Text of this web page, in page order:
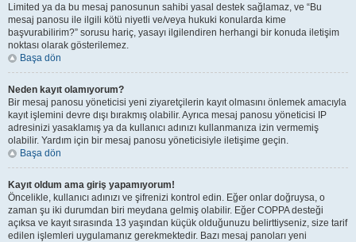
Limited ya da bu mesaj panosunun sahibi yasal destek sağlamaz, ve “Bu
mesaj panosu ile ilgili kötü niyetli ve/veya hukuki konularda kime
başvurabilirim?” sorusu hariç, yasayı ilgilendiren herhangi bir konuda iletişim
noktası olarak gösterilemez.
Başa dön
Neden kayıt olamıyorum?
Bir mesaj panosu yöneticisi yeni ziyaretçilerin kayıt olmasını önlemek amacıyla
kayıt işlemini devre dışı bırakmış olabilir. Ayrıca mesaj panosu yöneticisi IP
adresinizi yasaklamış ya da kullanıcı adınızı kullanmanıza izin vermemiş
olabilir. Yardım için bir mesaj panosu yöneticisiyle iletişime geçin.
Başa dön
Kayıt oldum ama giriş yapamıyorum!
Öncelikle, kullanıcı adınızı ve şifrenizi kontrol edin. Eğer onlar doğruysa, o
zaman şu iki durumdan biri meydana gelmiş olabilir. Eğer COPPA desteği
açıksa ve kayıt sırasında 13 yaşından küçük olduğunuzu belirttiyseniz, size tarif
edilen işlemleri uygulamanız gerekmektedir. Bazı mesaj panoları yeni